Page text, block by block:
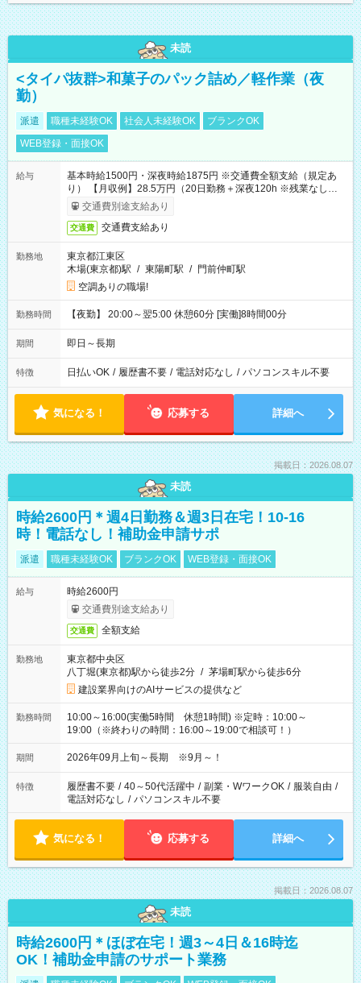
未読
<タイパ抜群>和菓子のパック詰め／軽作業（夜
勤）
派遣 職種未経験OK 社会人未経験OK
ブランクOK
WEB登録・面接OK
給与
基本時給1500円・深夜時給1875円 ※交通費全額支給（規定あ
り） 【月収例】28.5万円（20日勤務＋深夜120h ※残業なしの場
合）交通費別途支給あり
交通費 交通費支給あり
勤務地
東京都江東区
木場(東京都)駅 / 東陽町駅 / 門前仲町駅
空調ありの職場!
勤務時間 【夜勤】 20:00～翌5:00 休憩60分 [実働]8時間00分
期間 即日～長期
特徴 日払いOK / 履歴書不要 / 電話対応なし / パソコンスキル不要
気になる！ 応募する 詳細へ
掲載日：2026.08.07
未読
時給2600円＊週4日勤務＆週3日在宅！10-16
時！電話なし！補助金申請サポ
派遣 職種未経験OK ブランクOK WEB登録・面接OK
給与
時給2600円
交通費別途支給あり
交通費 全額支給
勤務地
東京都中央区
八丁堀(東京都)駅から徒歩2分 / 茅場町駅から徒歩6分
建設業界向けのAIサービスの提供など
勤務時間
10:00～16:00(実働5時間 休憩1時間) ※定時：10:00～
19:00（※終わりの時間：16:00～19:00で相談可！）
期間 2026年09月上旬～長期 ※9月～！
特徴 履歴書不要 / 40～50代活躍中 / 副業・WワークOK / 服装自由 /
電話対応なし / パソコンスキル不要
気になる！ 応募する 詳細へ
掲載日：2026.08.07
未読
時給2600円＊ほぼ在宅！週3～4日＆16時迄
OK！補助金申請のサポート業務